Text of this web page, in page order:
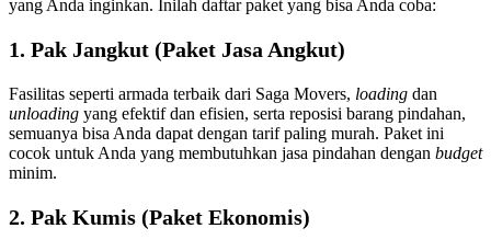
yang Anda inginkan. Inilah daftar paket yang bisa Anda coba:
1. Pak Jangkut (Paket Jasa Angkut)
Fasilitas seperti armada terbaik dari Saga Movers, loading dan
unloading yang efektif dan efisien, serta reposisi barang pindahan,
semuanya bisa Anda dapat dengan tarif paling murah. Paket ini
cocok untuk Anda yang membutuhkan jasa pindahan dengan budget
minim.
2. Pak Kumis (Paket Ekonomis)